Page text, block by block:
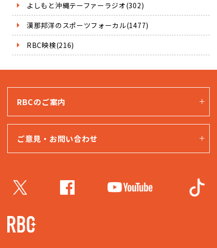
よしもと沖縄テーファーラジオ(302)
漢那邦洋のスポーツフォーカル(1477)
RBC映検(216)
RBCのご案内
ご意見・お問い合わせ